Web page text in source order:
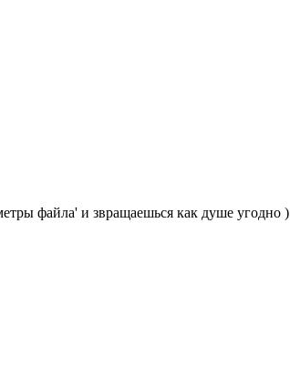
файла' и звращаешься как душе угодно )